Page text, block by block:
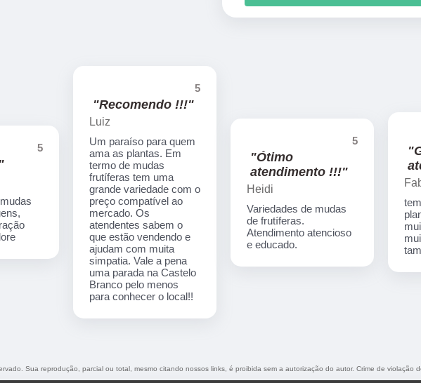
5
5
"Recomendo !!!"
Luiz
Um paraíso para quem
ama as plantas. Em
termo de mudas
frutíferas tem uma
grande variedade com o
preço compatível ao
mercado. Os
atendentes sabem o
que estão vendendo e
ajudam com muita
simpatia. Vale a pena
uma parada na Castelo
Branco pelo menos
para conhecer o local!!
5
"Ótimo
atendimento !!!"
Heidi
Variedades de mudas
de frutíferas.
Atendimento atencioso
e educado.
Sua reprodução, parcial ou total, mesmo citando nossos links, é proibida sem a autorização do autor. Crime de violação